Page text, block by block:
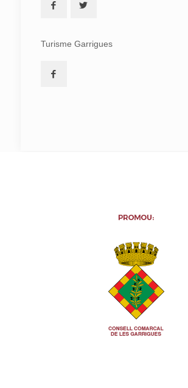
Turisme Garrigues